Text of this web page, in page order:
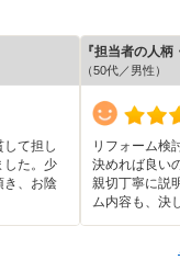
て担し
した。少
き、お陰
『担当者の人
（50代／男性）
リフォーム検
決めれば良い
親切丁寧に説
ム内容も、決